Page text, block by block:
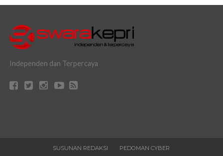
Independen dan Terpercaya
SUSUNAN REDAKSI PEDOMAN CYBER